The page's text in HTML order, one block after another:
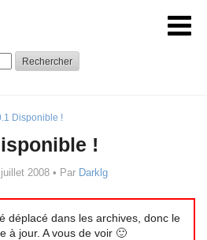
Rechercher
Disponible !
!
2008 • Par Darklg
déplacé dans les archives, donc le
à jour. A vous de voir 🙂